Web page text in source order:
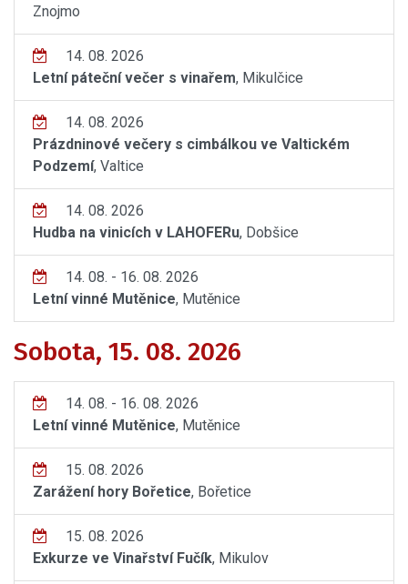
Znojmo
14. 08. 2026
Letní páteční večer s vinařem, Mikulčice
14. 08. 2026
Prázdninové večery s cimbálkou ve Valtickém
Podzemí, Valtice
14. 08. 2026
Hudba na vinicích v LAHOFERu, Dobšice
14. 08. - 16. 08. 2026
Letní vinné Mutěnice, Mutěnice
Sobota, 15. 08. 2026
14. 08. - 16. 08. 2026
Letní vinné Mutěnice, Mutěnice
15. 08. 2026
Zarážení hory Bořetice, Bořetice
15. 08. 2026
Exkurze ve Vinařství Fučík, Mikulov